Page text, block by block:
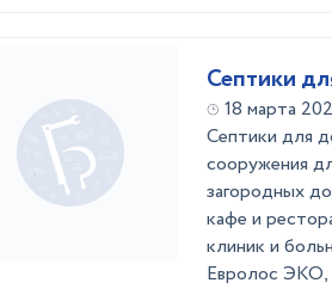
Септики
18 марта
Септики для
сооружения
загородных
кафе и
клиник и
Евролос